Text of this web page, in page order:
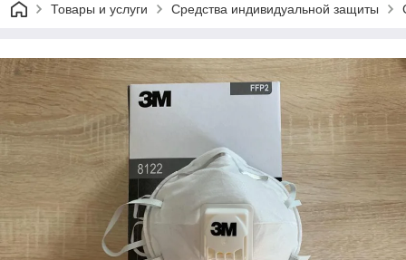
Товары и услуги Средства индивидуальной защиты